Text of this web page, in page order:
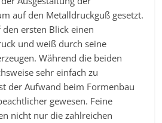
auf den Metalldruckguß gesetzt.
ersten Blick einen
und weiß durch seine
Während die beiden
sehr einfach zu
der Aufwand beim Formenbau
gewesen. Feine
nicht nur die zahlreichen